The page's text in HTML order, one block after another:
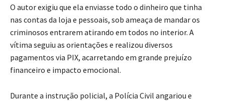
O autor exigiu que ela enviasse todo o dinheiro que tinha
nas contas da loja e pessoais, sob ameaça de mandar os
criminosos entrarem atirando em todos no interior. A
vítima seguiu as orientações e realizou diversos
pagamentos via PIX, acarretando em grande prejuízo
financeiro e impacto emocional.
Durante a instrução policial, a Polícia Civil angariou e